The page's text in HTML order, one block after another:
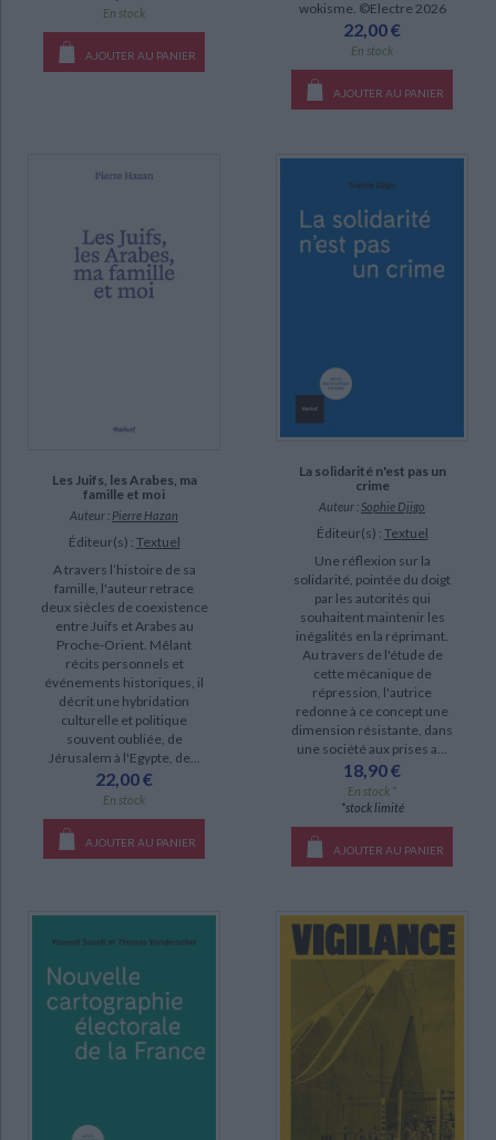
En stock
AJOUTER AU PANIER
wokisme. ©Electre 2026
22,00 €
En stock
AJOUTER AU PANIER
Les Juifs, les Arabes, ma
famille et moi
Auteur : Pierre Hazan
Éditeur(s) : Textuel
A travers l’histoire de sa
famille, l'auteur retrace
deux siècles de coexistence
entre Juifs et Arabes au
Proche-Orient. Mêlant
récits personnels et
événements historiques, il
décrit une hybridation
culturelle et politique
souvent oubliée, de
Jérusalem à l'Egypte, de...
22,00 €
En stock
AJOUTER AU PANIER
La solidarité n'est pas un
crime
Auteur : Sophie Djigo
Éditeur(s) : Textuel
Une réflexion sur la
solidarité, pointée du doigt
par les autorités qui
souhaitent maintenir les
inégalités en la réprimant.
Au travers de l'étude de
cette mécanique de
répression, l'autrice
redonne à ce concept une
dimension résistante, dans
une société aux prises a...
18,90 €
En stock *
*stock limité
AJOUTER AU PANIER